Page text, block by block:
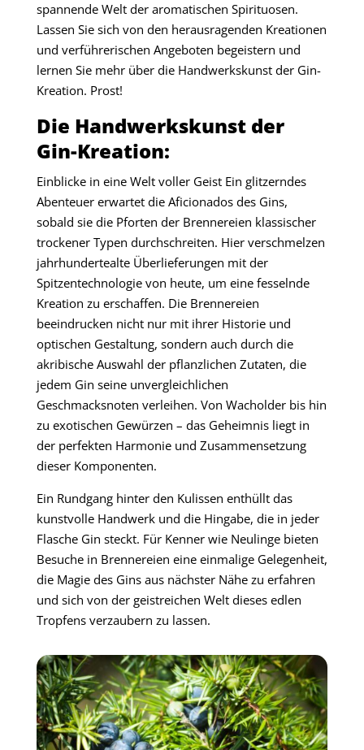
spannende Welt der aromatischen Spirituosen.
Lassen Sie sich von den herausragenden Kreationen
und verführerischen Angeboten begeistern und
lernen Sie mehr über die Handwerkskunst der Gin-
Kreation. Prost!
Die Handwerkskunst der
Gin-Kreation:
Einblicke in eine Welt voller Geist Ein glitzerndes
Abenteuer erwartet die Aficionados des Gins,
sobald sie die Pforten der Brennereien klassischer
trockener Typen durchschreiten. Hier verschmelzen
jahrhundertealte Überlieferungen mit der
Spitzentechnologie von heute, um eine fesselnde
Kreation zu erschaffen. Die Brennereien
beeindrucken nicht nur mit ihrer Historie und
optischen Gestaltung, sondern auch durch die
akribische Auswahl der pflanzlichen Zutaten, die
jedem Gin seine unvergleichlichen
Geschmacksnoten verleihen. Von Wacholder bis hin
zu exotischen Gewürzen – das Geheimnis liegt in
der perfekten Harmonie und Zusammensetzung
dieser Komponenten.
Ein Rundgang hinter den Kulissen enthüllt das
kunstvolle Handwerk und die Hingabe, die in jeder
Flasche Gin steckt. Für Kenner wie Neulinge bieten
Besuche in Brennereien eine einmalige Gelegenheit,
die Magie des Gins aus nächster Nähe zu erfahren
und sich von der geistreichen Welt dieses edlen
Tropfens verzaubern zu lassen.